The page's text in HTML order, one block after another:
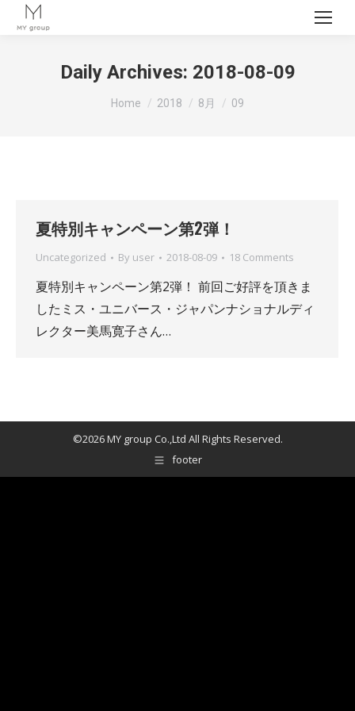
Daily Archives: 2018-08-09
You are here:
Home 2018 8月 09
夏特別キャンペーン第2弾！
Uncategorized By user 2018-08-09 18 Comments
夏特別キャンペーン第2弾！ 前回ご好評を頂きま
したミス・ユニバース・ジャパンナショナルディ
レクター美馬寛子さん…
©2026 MY group Co.,Ltd All Rights Reserved.
footer